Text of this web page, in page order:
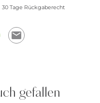
30 Tage Rückgaberecht
gefallen